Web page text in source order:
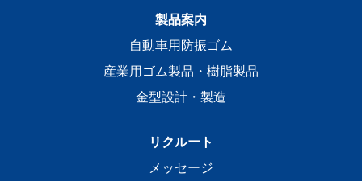
製品案内
自動車用防振ゴム
産業用ゴム製品・樹脂製品
金型設計・製造
リクルート
メッセージ